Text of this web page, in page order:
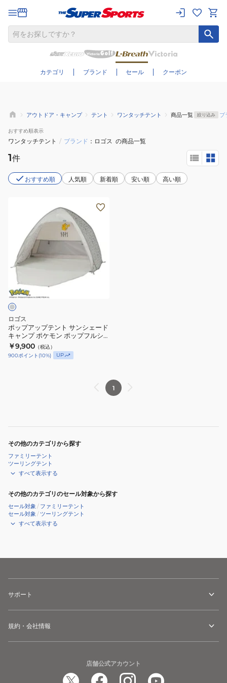
カテゴリ ブランド セール クーポン
さらに絞り込む
アウトドア・キャンプ テント ワンタッチテント 商品一覧 絞り込み ブ
おすすめ順表示
ワンタッチテント / ブランド ロゴス の商品一覧
1件
おすすめ順 人気順 新着順 安い順 高い順
プ
ン
ト
サ
ン
シ
ェ
ケ
モ
ン
ッ
プ
フ
ェ
ド
86100000
人
様
ロゴス
ポップアップテント サンシェード
キャンプ ポケモン ポップフルシ
ェード 86100000 お一人様一点
まで
￥9,900 （税込）
900ポイント (10%) UP
1
その他のカテゴリから探す
ファミリーテント
ツーリングテント
すべて表示する
その他のカテゴリのセール対象から探す
セール対象 / ファミリーテント
セール対象 / ツーリングテント
すべて表示する
サポート
規約・会社情報
店舗公式アカウント